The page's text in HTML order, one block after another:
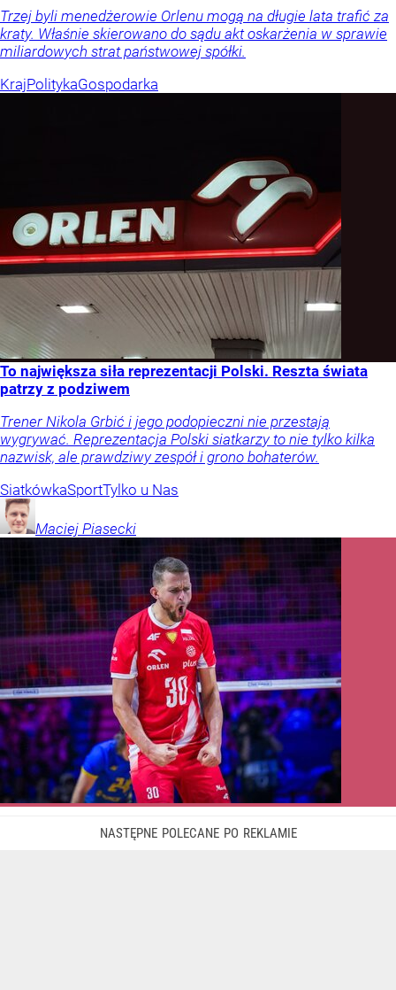
Trzej byli menedżerowie Orlenu mogą na długie lata trafić za
kraty. Właśnie skierowano do sądu akt oskarżenia w sprawie
miliardowych strat państwowej spółki.
KrajPolitykaGospodarka
To największa siła reprezentacji Polski. Reszta świata
patrzy z podziwem
Trener Nikola Grbić i jego podopieczni nie przestają
wygrywać. Reprezentacja Polski siatkarzy to nie tylko kilka
nazwisk, ale prawdziwy zespół i grono bohaterów.
SiatkówkaSportTylko u Nas
Maciej Piasecki